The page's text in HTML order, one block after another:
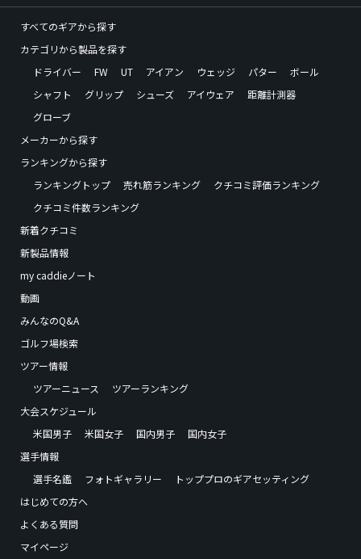
すべてのギアから探す
カテゴリから製品を探す
ドライバー
FW UT アイアン ウェッジ パター
ボール
シャフト
グリップ シューズ アイウェア
距離計測器
グローブ
メーカーから探す
ランキングから探す
ランキングトップ
売れ筋ランキング
クチコミ評価ランキング
クチコミ件数ランキング
新着クチコミ
新製品情報
my caddieノート
動画
みんなのQ&A
ゴルフ場検索
ツアー情報
ツアーニュース
ツアーランキング
大会スケジュール
米国男子
米国女子 国内男子
国内女子
選手情報
選手名鑑
フォトギャラリー
トッププロのギアセッティング
はじめての方へ
よくある質問
マイページ